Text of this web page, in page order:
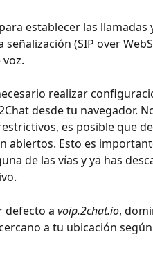
establecer las
(SIP over
realizar
desde tu navegador.
es posible que
abiertos. Esto es
de las vías y ya has
defecto a voip.2chat.io,
a tu ubicación